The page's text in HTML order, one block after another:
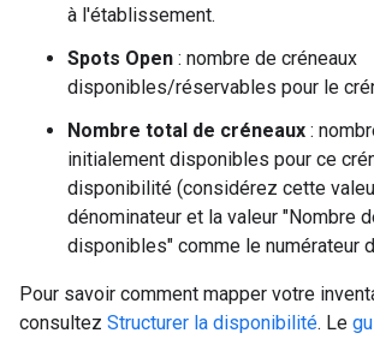
à l'établissement.
Spots Open : nombre de créneaux
disponibles/réservables pour le
Nombre total de créneaux :
initialement disponibles pour ce
disponibilité (considérez cette
dénominateur et la valeur "Nombre
disponibles" comme le numérateur
Pour savoir comment mapper votre
consultez Structurer la disponibilité. Le